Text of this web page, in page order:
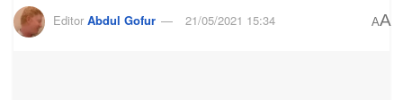
Editor Abdul Gofur 21/05/2021 15:34 AA